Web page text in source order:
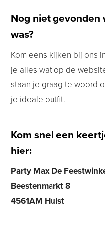
Nog niet gevonden
was?
Kom eens kijken bij ons
je alles wat op de
staan je graag te woord
je ideale outfit.
Kom snel een
hier:
Party Max De
Beestenmarkt 8
4561AM Hulst